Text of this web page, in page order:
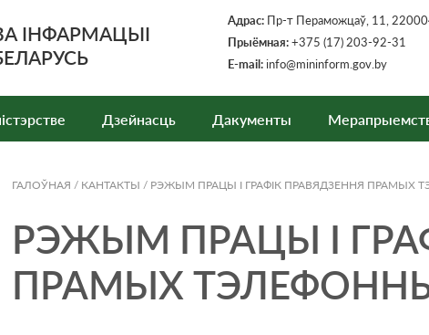
ІНФАРМАЦЫІ
Адрас: Пр-т Пераможцаў, 11,
Прыёмная:+375 (17) 203-92-31
E-mail:info@mininform.gov.by
Дзейнасць Дакументы
ГАЛОЎНАЯ / КАНТАКТЫ / РЭЖЫМ ПРАЦЫ І ГРАФІК ПРАВЯДЗЕННЯ ПРАМЫХ
РЭЖЫМ ПРАЦЫ І
ПРАМЫХ